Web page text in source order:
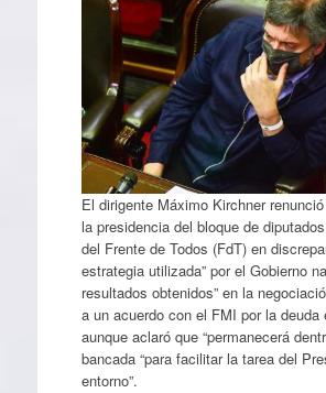
El dirigente Máximo Kirchner
la presidencia del bloque de
del Frente de Todos (FdT) en
estrategia utilizada” por el Gobierno
resultados obtenidos” en la
a un acuerdo con el FMI por la deuda
aunque aclaró que “permanecerá
bancada “para facilitar la tarea del
entorno”.